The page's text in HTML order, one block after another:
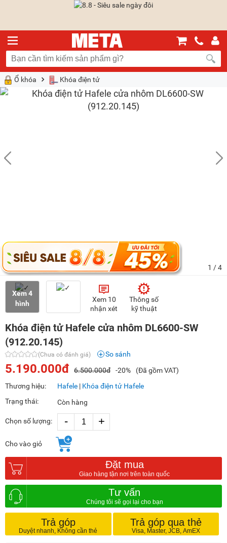
Ổ khóa Khóa điện tử
1 / 4
Xem 4
hình
Xem 10
nhận xét
Thông số
kỹ thuật
Khóa điện tử Hafele cửa nhôm DL6600-SW
(912.20.145)
(Chưa có đánh giá) So sánh
5.190.000đ 6.500.000đ -20%
(Đã gồm VAT)
Thương hiệu:
Hafele | Khóa điện tử Hafele
Trạng thái:
Còn hàng
Chọn số lượng: - +
Cho vào giỏ
Đặt mua
Tư vấn
Trả góp Trả góp qua thẻ